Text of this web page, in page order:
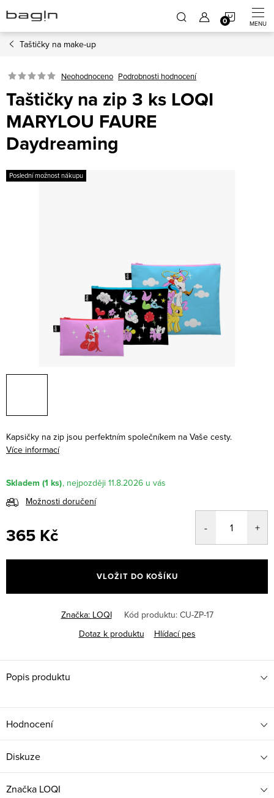
na
obsah
Taštičky na make-up
Neohodnoceno Podrobnosti hodnocení
Taštičky na zip 3 ks LOQI
MARYLOU FAURE
Daydreaming
Poslední možnost nákupu
Kapsičky na zip jsou perfektním společníkem na Vaše cesty.
Více informací
Skladem (1 ks)
11.8.2026
Možnosti doručení
365 Kč
cena:
VLOŽIT DO KOŠÍKU
Značka: LOQI Kód produktu: CU-ZP-17
Dotaz k produktu
Hlídací pes
Popis produktu
Hodnocení
Diskuze
Značka LOQI